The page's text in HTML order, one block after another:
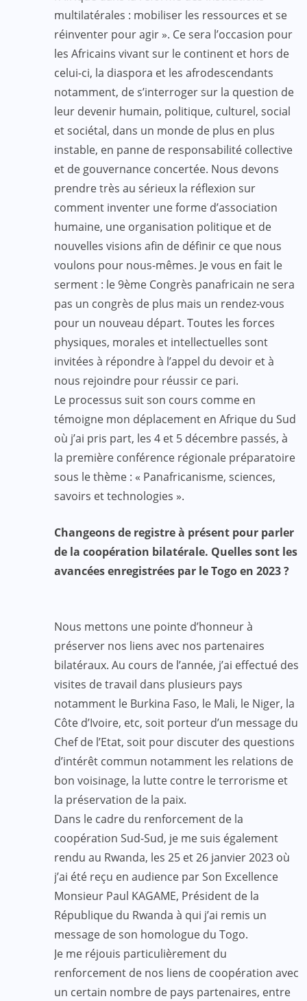
multilatérales : mobiliser les ressources et se
réinventer pour agir ». Ce sera l’occasion pour
les Africains vivant sur le continent et hors de
celui-ci, la diaspora et les afrodescendants
notamment, de s’interroger sur la question de
leur devenir humain, politique, culturel, social
et sociétal, dans un monde de plus en plus
instable, en panne de responsabilité collective
et de gouvernance concertée. Nous devons
prendre très au sérieux la réflexion sur
comment inventer une forme d’association
humaine, une organisation politique et de
nouvelles visions afin de définir ce que nous
voulons pour nous-mêmes. Je vous en fait le
serment : le 9ème Congrès panafricain ne sera
pas un congrès de plus mais un rendez-vous
pour un nouveau départ. Toutes les forces
physiques, morales et intellectuelles sont
invitées à répondre à l’appel du devoir et à
nous rejoindre pour réussir ce pari.
Le processus suit son cours comme en
témoigne mon déplacement en Afrique du Sud
où j’ai pris part, les 4 et 5 décembre passés, à
la première conférence régionale préparatoire
sous le thème : « Panafricanisme, sciences,
savoirs et technologies ».
Changeons de registre à présent pour parler
de la coopération bilatérale. Quelles sont les
avancées enregistrées par le Togo en 2023 ?
Nous mettons une pointe d’honneur à
préserver nos liens avec nos partenaires
bilatéraux. Au cours de l’année, j’ai effectué des
visites de travail dans plusieurs pays
notamment le Burkina Faso, le Mali, le Niger, la
Côte d’Ivoire, etc, soit porteur d’un message du
Chef de l’Etat, soit pour discuter des questions
d’intérêt commun notamment les relations de
bon voisinage, la lutte contre le terrorisme et
la préservation de la paix.
Dans le cadre du renforcement de la
coopération Sud-Sud, je me suis également
rendu au Rwanda, les 25 et 26 janvier 2023 où
j’ai été reçu en audience par Son Excellence
Monsieur Paul KAGAME, Président de la
République du Rwanda à qui j’ai remis un
message de son homologue du Togo.
Je me réjouis particulièrement du
renforcement de nos liens de coopération avec
un certain nombre de pays partenaires, entre